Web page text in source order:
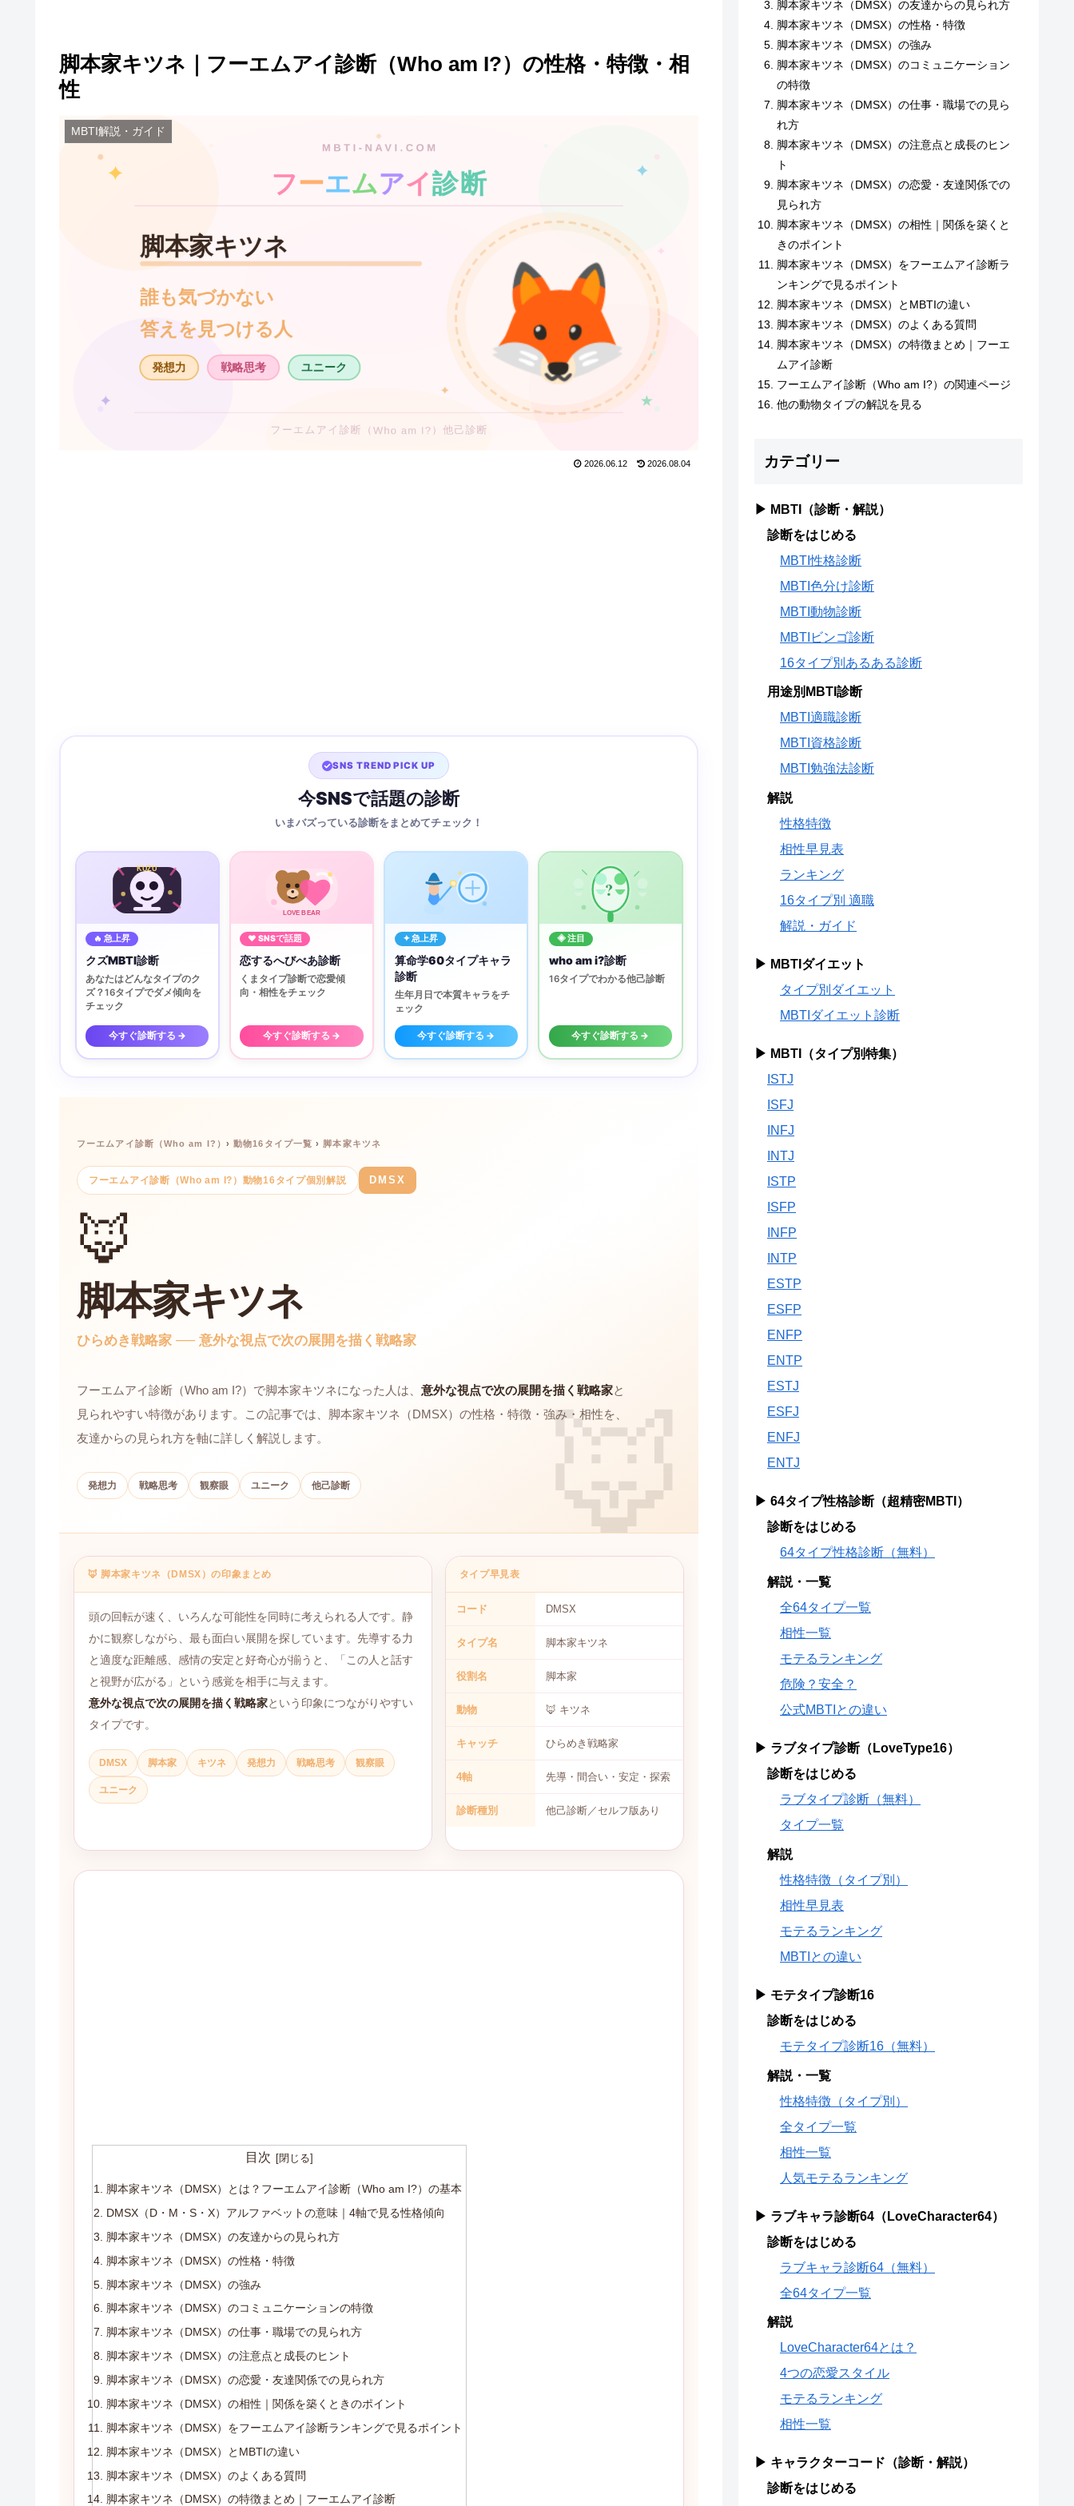
脚本家キツネ｜フーエムアイ診断（Who am I?）の性格・特徴・相
性
MBTI解説・ガイド
2026.06.12 2026.08.04
SNS TREND PICK UP
今SNSで話題の診断
いまバズっている診断をまとめてチェック！
KUZU
🔥 急上昇
クズMBTI診断
あなたはどんなタイプのク
ズ？16タイプでダメ傾向を
チェック
今すぐ診断する →
LOVE BEAR
♥ SNSで話題
恋するへびべあ診断
くまタイプ診断で恋愛傾
向・相性をチェック
今すぐ診断する →
✦ 急上昇
算命学60タイプキャラ
診断
生年月日で本質キャラをチ
ェック
今すぐ診断する →
?
◈ 注目
who am i?診断
16タイプでわかる他己診断
今すぐ診断する →
フーエムアイ診断（Who am I?） › 動物16タイプ一覧› 脚本家キツネ
フーエムアイ診断（Who am I?）動物16タイプ個別解説 DMSX
🦊
脚本家キツネ
ひらめき戦略家 ── 意外な視点で次の展開を描く戦略家
フーエムアイ診断（Who am I?）で脚本家キツネになった人は、 意外な視点で次の展開を描く戦略家と
見られやすい特徴があります。この記事では、脚本家キツネ（DMSX）の性格・特徴・強み・相性を、
友達からの見られ方を軸に詳しく解説します。
発想力 戦略思考 観察眼 ユニーク 他己診断
🦊 脚本家キツネ（DMSX）の印象まとめ
頭の回転が速く、いろんな可能性を同時に考えられる人です。静
かに観察しながら、最も面白い展開を探しています。先導する力
と適度な距離感、感情の安定と好奇心が揃うと、「この人と話す
と視野が広がる」という感覚を相手に与えます。
意外な視点で次の展開を描く戦略家という印象につながりやすい
タイプです。
DMSX 脚本家 キツネ 発想力 戦略思考 観察眼
ユニーク
タイプ早見表
コード DMSX
タイプ名 脚本家キツネ
役割名 脚本家
動物 🦊 キツネ
キャッチ ひらめき戦略家
4軸 先導・間合い・安定・探索
診断種別 他己診断／セルフ版あり
目次
脚本家キツネ（DMSX）とは？フーエムアイ診断（Who am I?）の基本
DMSX（D・M・S・X）アルファベットの意味｜4軸で見る性格傾向
脚本家キツネ（DMSX）の友達からの見られ方
脚本家キツネ（DMSX）の性格・特徴
脚本家キツネ（DMSX）の強み
脚本家キツネ（DMSX）のコミュニケーションの特徴
脚本家キツネ（DMSX）の仕事・職場での見られ方
脚本家キツネ（DMSX）の注意点と成長のヒント
脚本家キツネ（DMSX）の恋愛・友達関係での見られ方
脚本家キツネ（DMSX）の相性｜関係を築くときのポイント
脚本家キツネ（DMSX）をフーエムアイ診断ランキングで見るポイント
脚本家キツネ（DMSX）とMBTIの違い
脚本家キツネ（DMSX）のよくある質問
脚本家キツネ（DMSX）の特徴まとめ｜フーエムアイ診断
脚本家キツネ（DMSX）の友達からの見られ方
脚本家キツネ（DMSX）の性格・特徴
脚本家キツネ（DMSX）の強み
脚本家キツネ（DMSX）のコミュニケーション
の特徴
脚本家キツネ（DMSX）の仕事・職場での見ら
れ方
脚本家キツネ（DMSX）の注意点と成長のヒン
ト
脚本家キツネ（DMSX）の恋愛・友達関係での
見られ方
脚本家キツネ（DMSX）の相性｜関係を築くと
きのポイント
脚本家キツネ（DMSX）をフーエムアイ診断ラ
ンキングで見るポイント
脚本家キツネ（DMSX）とMBTIの違い
脚本家キツネ（DMSX）のよくある質問
脚本家キツネ（DMSX）の特徴まとめ｜フーエ
ムアイ診断
フーエムアイ診断（Who am I?）の関連ページ
他の動物タイプの解説を見る
カテゴリー
▶ MBTI（診断・解説）
診断をはじめる
MBTI性格診断
MBTI色分け診断
MBTI動物診断
MBTIビンゴ診断
16タイプ別あるある診断
用途別MBTI診断
MBTI適職診断
MBTI資格診断
MBTI勉強法診断
解説
性格特徴
相性早見表
ランキング
16タイプ別 適職
解説・ガイド
▶ MBTIダイエット
タイプ別ダイエット
MBTIダイエット診断
▶ MBTI（タイプ別特集）
ISTJ
ISFJ
INFJ
INTJ
ISTP
ISFP
INFP
INTP
ESTP
ESFP
ENFP
ENTP
ESTJ
ESFJ
ENFJ
ENTJ
▶ 64タイプ性格診断（超精密MBTI）
診断をはじめる
64タイプ性格診断（無料）
解説・一覧
全64タイプ一覧
相性一覧
モテるランキング
危険？安全？
公式MBTIとの違い
▶ ラブタイプ診断（LoveType16）
診断をはじめる
ラブタイプ診断（無料）
タイプ一覧
解説
性格特徴（タイプ別）
相性早見表
モテるランキング
MBTIとの違い
▶ モテタイプ診断16
診断をはじめる
モテタイプ診断16（無料）
解説・一覧
性格特徴（タイプ別）
全タイプ一覧
相性一覧
人気モテるランキング
▶ ラブキャラ診断64（LoveCharacter64）
診断をはじめる
ラブキャラ診断64（無料）
全64タイプ一覧
解説
LoveCharacter64とは？
4つの恋愛スタイル
モテるランキング
相性一覧
▶ キャラクターコード（診断・解説）
診断をはじめる